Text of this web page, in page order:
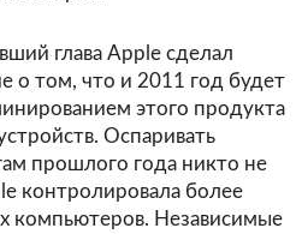
глава Apple сделал
о том, что и 2011 год будет
этого продукта
Оспаривать
прошлого года никто не
контролировала более
компьютеров. Независимые